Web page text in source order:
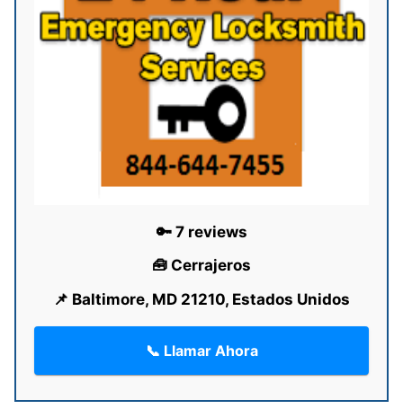
🔑 7 reviews
🧰 Cerrajeros
📌 Baltimore, MD 21210, Estados Unidos
📞 Llamar Ahora